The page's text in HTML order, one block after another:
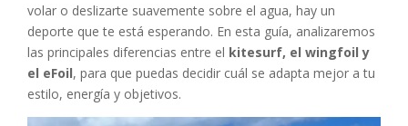
volar o deslizarte suavemente sobre el agua, hay un
deporte que te está esperando. En esta guía, analizaremos
las principales diferencias entre el kitesurf, el wingfoil y
el eFoil, para que puedas decidir cuál se adapta mejor a tu
estilo, energía y objetivos.